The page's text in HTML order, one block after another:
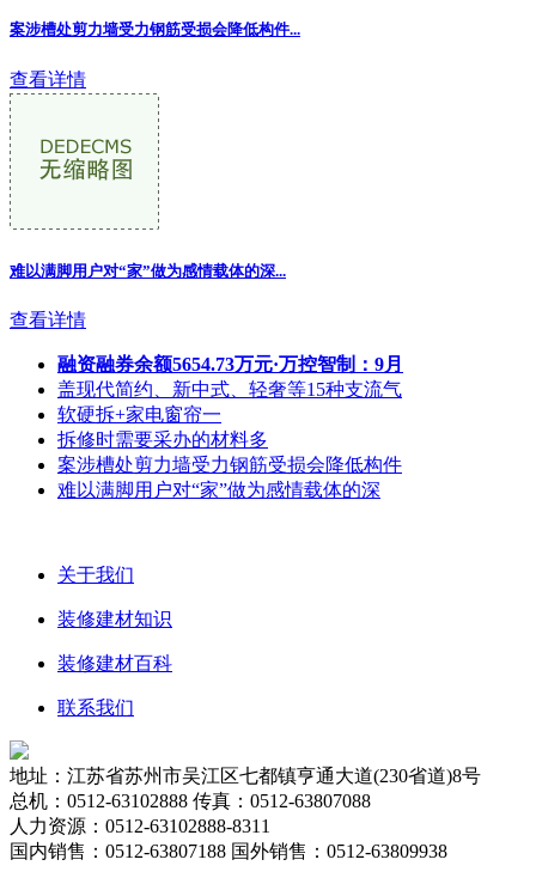
案涉槽处剪力墙受力钢筋受损会降低构件...
查看详情
难以满脚用户对“家”做为感情载体的深...
查看详情
融资融券余额5654.73万元·万控智制：9月
盖现代简约、新中式、轻奢等15种支流气
软硬拆+家电窗帘一
拆修时需要采办的材料多
案涉槽处剪力墙受力钢筋受损会降低构件
难以满脚用户对“家”做为感情载体的深
关于我们
装修建材知识
装修建材百科
联系我们
地址：江苏省苏州市吴江区七都镇亨通大道(230省道)8号
总机：0512-63102888 传真：0512-63807088
人力资源：0512-63102888-8311
国内销售：0512-63807188 国外销售：0512-63809938